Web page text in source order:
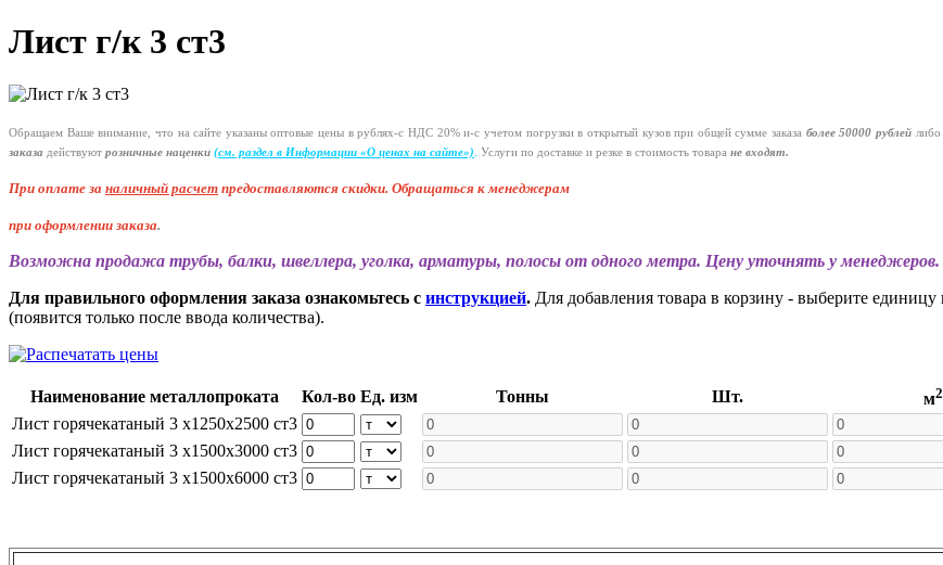
Лист г/к 3 ст3
Обращаем Ваше внимание, что на сайте указаны оптовые цены врублях-с НДС 20%и-с учетом погрузки в открытый кузов при общей сумме заказа более 50000 рублей
заказа действуют розничные наценки (см. раздел в Информации «О ценах на сайте»). Услуги по доставке и резке в стоимость товара не входят.
При оплате за наличный расчет предоставляются скидки. Обращаться к менеджерам
при оформлении заказа.
Возможна продажа трубы, балки, швеллера, уголка, арматуры, полосы от одного метра. Цену уточнять у менеджеров.
Для правильного оформления заказа ознакомьтесь с инструкцией. Для добавления товара в корзину - выберите
(появится только после ввода количества).
Наименование металлопроката Кол-во Ед. изм Тонны Шт. м2
Лист горячекатаный 3 х1250х2500 ст3
Лист горячекатаный 3 х1500х3000 ст3
Лист горячекатаный 3 х1500х6000 ст3